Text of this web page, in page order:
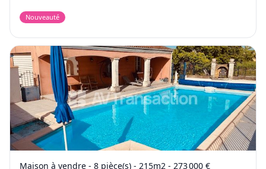
Nouveauté
Maison à vendre - 8 pièce(s) - 215m2 - 273 000 €